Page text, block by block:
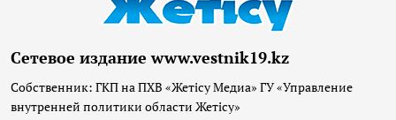
Сетевое издание www.vestnik19.kz
Собственник: ГКП на ПХВ «Жетісу Медиа» ГУ «Управление
внутренней политики области Жетісу»